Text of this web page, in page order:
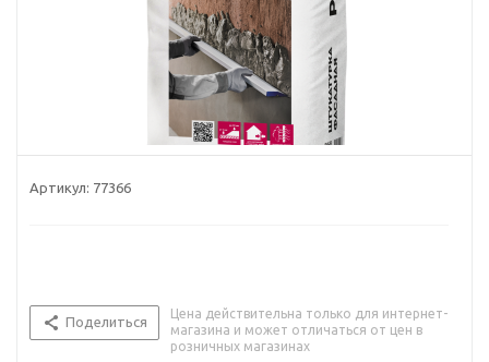
Артикул: 77366
Поделиться
Цена действительна только для интернет-
магазина и может отличаться от цен в
розничных магазинах